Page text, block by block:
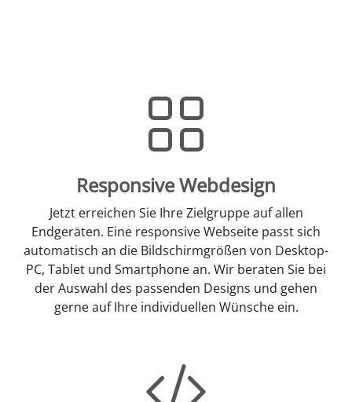
Responsive Webdesign
Jetzt erreichen Sie Ihre Zielgruppe auf allen
Endgeräten. Eine responsive Webseite passt sich
automatisch an die Bildschirmgrößen von Desktop-
PC, Tablet und Smartphone an. Wir beraten Sie bei
der Auswahl des passenden Designs und gehen
gerne auf Ihre individuellen Wünsche ein.